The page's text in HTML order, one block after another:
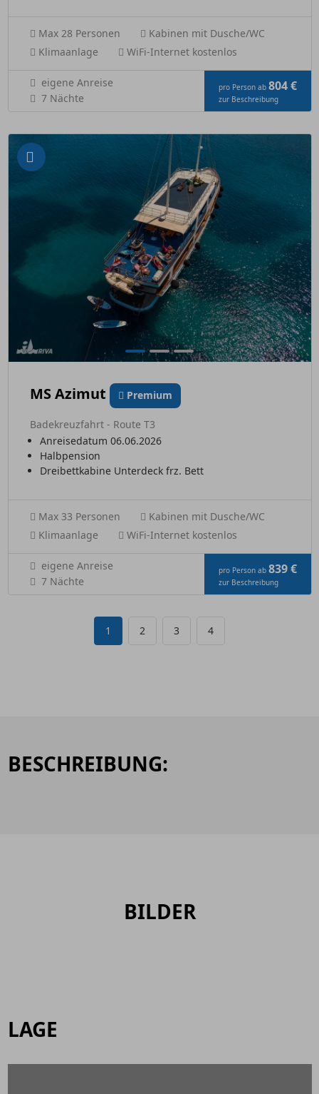
Max 28 Personen
Kabinen mit Dusche/WC
Klimaanlage
WiFi-Internet kostenlos
eigene Anreise
7 Nächte
pro Person ab 804 €
zur Beschreibung
MS Azimut Premium
Badekreuzfahrt - Route T3
Anreisedatum 06.06.2026
Halbpension
Dreibettkabine Unterdeck frz. Bett
Max 33 Personen
Kabinen mit Dusche/WC
Klimaanlage
WiFi-Internet kostenlos
eigene Anreise
7 Nächte
pro Person ab 839 €
zur Beschreibung
1 2 3 4
BESCHREIBUNG:
BILDER
LAGE